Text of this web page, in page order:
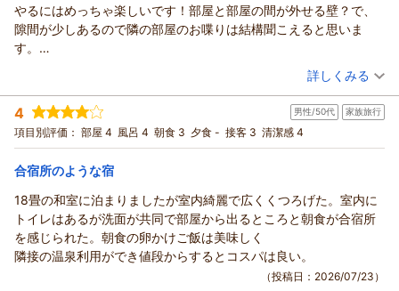
やるにはめっちゃ楽しいです！部屋と部屋の間が外せる壁？で、
隙間が少しあるので隣の部屋のお喋りは結構聞こえると思いま
す。
エスカレーターやエレベーターが無いので、スーツケースの人は
部屋にシャワーは無いけれどトイレはあります。
宿泊客は隣の温泉入り放題だけど、タオルは宿泊日数分しか部屋
に置いてなく、温泉は貸しタオル有料のタイプです。温泉は十一
所にシャワーブースがあって、こちらは24時間いつでも利用でき
ます。
朝ご飯はプラ容器で卵かけご飯とかお茶漬けとか味噌汁を好きに
作れるシステムです。卵がご当地卵で美味しかったです。欲張っ
て梅干しやワサビなんかを乗っけたご飯に熱茶をかけてお茶漬け
にもしたんですが、結構子供も喜んでました。
（投稿日：2026/07/25）
宿泊時期： 2026年07月宿泊 (子連れ旅行)
投稿者： しゃさん(女性/40代)
宿泊プラン： 【うれしい朝食付き】和室18畳ひろびろ宿泊プラン☆美肌温泉
の利用可♪【駐車場無料】
和室 朝のみ
宿泊価格帯： 6,001～7,000円(大人一人あたり/税込)
詳しくみる
4 男性/50代 家族旅行
項目別評価： 部屋 4 風呂 4 朝食 3 夕食 - 接客 3 清潔感 4
合宿所のような宿
18畳の和室に泊まりましたが室内綺麗で広くくつろげた。室内に
トイレはあるが洗面が共同で部屋から出るところと朝食が合宿所
を感じられた。朝食の卵かけご飯は美味しく
隣接の温泉利用ができ値段からするとコスパは良い。
（投稿日：2026/07/23）